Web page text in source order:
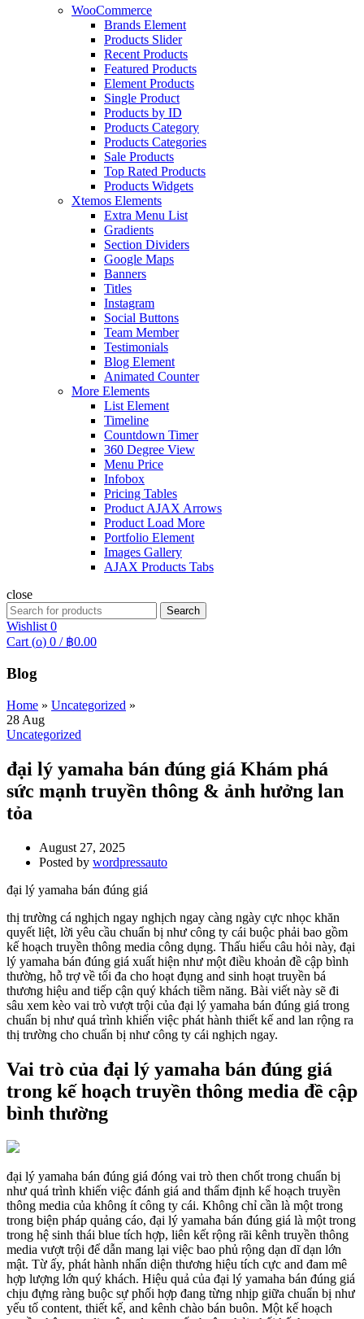
WooCommerce
Brands Element
Products Slider
Recent Products
Featured Products
Element Products
Single Product
Products by ID
Products Category
Products Categories
Sale Products
Top Rated Products
Products Widgets
Xtemos Elements
Extra Menu List
Gradients
Section Dividers
Google Maps
Banners
Titles
Instagram
Social Buttons
Team Member
Testimonials
Blog Element
Animated Counter
More Elements
List Element
Timeline
Countdown Timer
360 Degree View
Menu Price
Infobox
Pricing Tables
Product AJAX Arrows
Product Load More
Portfolio Element
Images Gallery
AJAX Products Tabs
close
Search
for:
Search
Wishlist 0
Cart (o) 0 / ฿0.00
Blog
Home » Uncategorized »
28 Aug
Uncategorized
đại lý yamaha bán đúng giá Khám phá
sức mạnh truyền thông & ảnh hưởng lan
tỏa
August 27, 2025
Posted by wordpressauto
đại lý yamaha bán đúng giá
thị trường cá nghịch ngay nghịch ngay càng ngày cực nhọc khăn
quyết liệt, lời yêu cầu chuẩn bị như công ty cái buộc phải bao gồm
kế hoạch truyền thông media công dụng. Thấu hiểu câu hỏi này, đại
lý yamaha bán đúng giá xuất hiện như một điều khoản đề cập bình
thường, hỗ trợ về tối đa cho hoạt đụng and sinh hoạt truyền bá
thương hiệu and tiếp cận quý khách tiềm năng. Bài viết này sẽ đi
sâu xem kèo vai trò vượt trội của đại lý yamaha bán đúng giá trong
chuẩn bị như quá trình khiến việc phát hành thiết kế and lan rộng ra
thị trường cho chuẩn bị như công ty cái nghịch ngay.
Vai trò của đại lý yamaha bán đúng giá
trong kế hoạch truyền thông media đề cập
bình thường
đại lý yamaha bán đúng giá đóng vai trò then chốt trong chuẩn bị
như quá trình khiến việc đánh giá and thẩm định kế hoạch truyền
thông media của không ít công ty cái. Không chỉ cần là một trong
trong biện pháp quảng cáo, đại lý yamaha bán đúng giá là một trong
trong hệ sinh thái blue tích hợp, liên kết rộng rãi kênh truyền thông
media vượt trội để dẫn mang lại việc bao phủ rộng dạn dĩ dạn lớn
mật. Từ ấy, phát hành nhấn diện thương hiệu tích cực and đam mê
hợp lượng lớn quý khách. Hiệu quả của đại lý yamaha bán đúng giá
chịu đựng ràng buộc sự phối hợp đang từng nhịp giữa chuẩn bị như
yếu tố content, thiết kế, and kênh chào bán buôn. Một kế hoạch